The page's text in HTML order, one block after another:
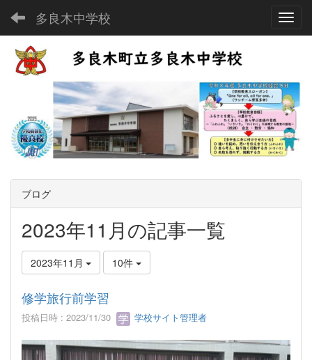
多良木中学校
ブログ
2023年11月の記事一覧
2023年11月 10件
修学旅行前学習
投稿日時 : 2023/11/30 学校サイト管理者